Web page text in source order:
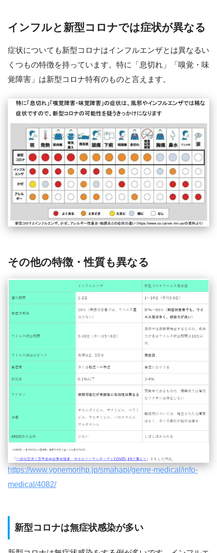
インフルと新型コロナでは症状が異なる
症状についても新型コロナはインフルエンザとは異なるい
くつもの特徴を持っています。特に「息切れ」「嗅覚・味
覚障害」は新型コロナ特有のものと言えます。
その他の特徴・性質も異なる
https://www.yonemorihp.jp/smahapi/genre-medical/info-
medical/4082/
新型コロナは無症状感染が多い